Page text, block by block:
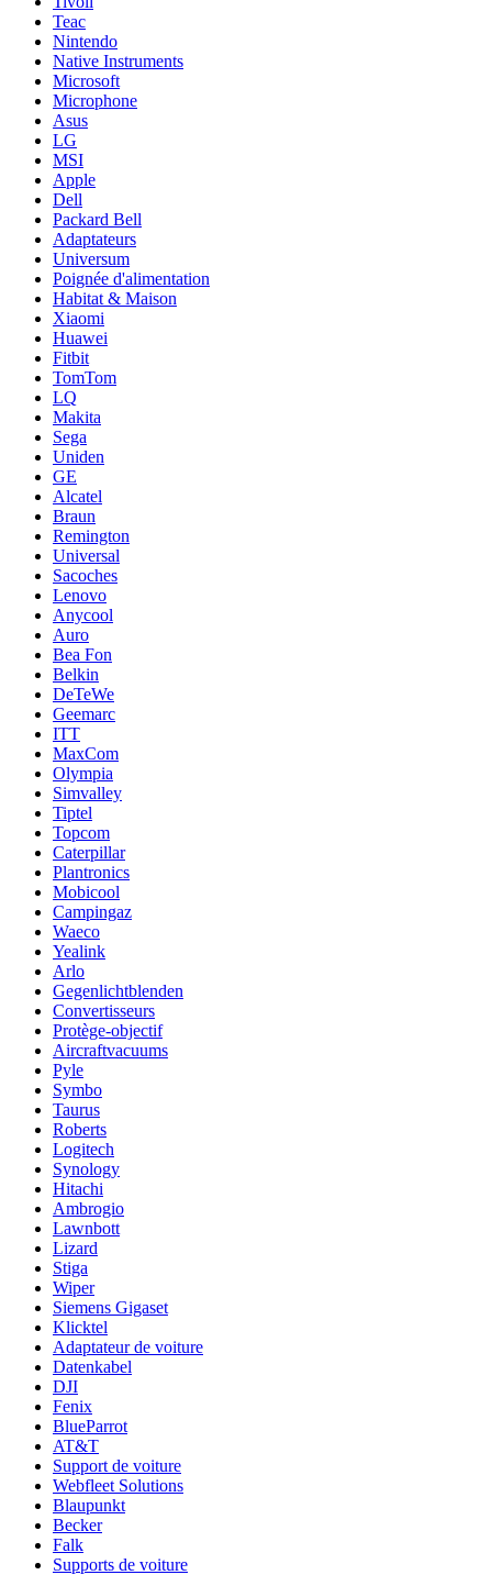
Teac
Nintendo
Native Instruments
Microsoft
Microphone
Asus
LG
MSI
Apple
Dell
Packard Bell
Adaptateurs
Universum
Poignée d'alimentation
Habitat & Maison
Xiaomi
Huawei
Fitbit
TomTom
LQ
Makita
Sega
Uniden
GE
Alcatel
Braun
Remington
Universal
Sacoches
Lenovo
Anycool
Auro
Bea Fon
Belkin
DeTeWe
Geemarc
ITT
MaxCom
Olympia
Simvalley
Tiptel
Topcom
Caterpillar
Plantronics
Mobicool
Campingaz
Waeco
Yealink
Arlo
Gegenlichtblenden
Convertisseurs
Protège-objectif
Aircraftvacuums
Pyle
Symbo
Taurus
Roberts
Logitech
Synology
Hitachi
Ambrogio
Lawnbott
Lizard
Stiga
Wiper
Siemens Gigaset
Klicktel
Adaptateur de voiture
Datenkabel
DJI
Fenix
BlueParrot
AT&T
Support de voiture
Webfleet Solutions
Blaupunkt
Becker
Falk
Supports de voiture